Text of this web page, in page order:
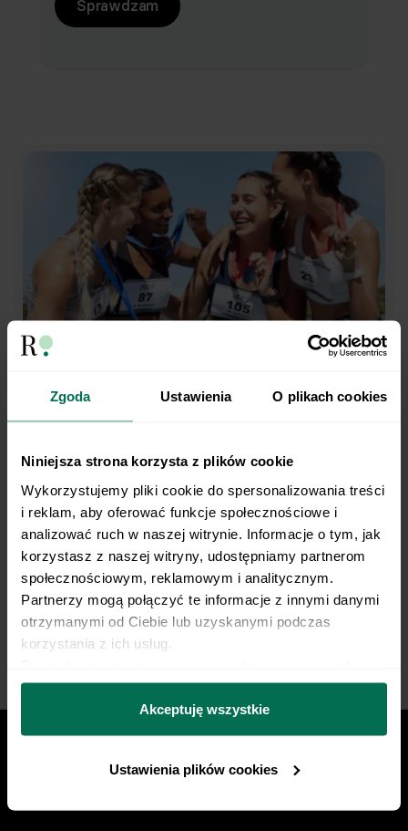
Zgoda Ustawienia O plikach cookies
Niniejsza strona korzysta z plików cookie
Wykorzystujemy pliki cookie do spersonalizowania treści
i reklam, aby oferować funkcje społecznościowe i
analizować ruch w naszej witrynie. Informacje o tym, jak
korzystasz z naszej witryny, udostępniamy partnerom
społecznościowym, reklamowym i analitycznym.
Partnerzy mogą połączyć te informacje z innymi danymi
otrzymanymi od Ciebie lub uzyskanymi podczas
korzystania z ich usług.
można się z nami skontaktować i w jaki sposób
przetwarzamy dane osobowe w ramach
prywatności.
Akceptuję wszystkie
Ustawienia plików cookies
Sprawdzam
Trenujesz regularnie?
My robimy dietę.
Opieka dietetyka sportowego i indywidualny plan
żywieniowy dopasowany do Twojej dyscypliny,
treningów i sportowych celów. Nie pozwól, by źle
dobrana dieta ograniczała Twój progres.
Zacznij współpracę